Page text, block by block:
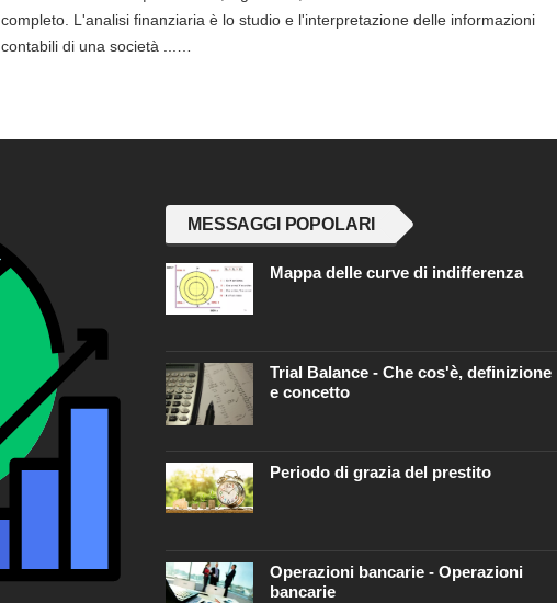
completo. L'analisi finanziaria è lo studio e l'interpretazione delle informazioni
contabili di una società ...…
MESSAGGI POPOLARI
Mappa delle curve di indifferenza
Trial Balance - Che cos'è, definizione
e concetto
Periodo di grazia del prestito
Operazioni bancarie - Operazioni
bancarie